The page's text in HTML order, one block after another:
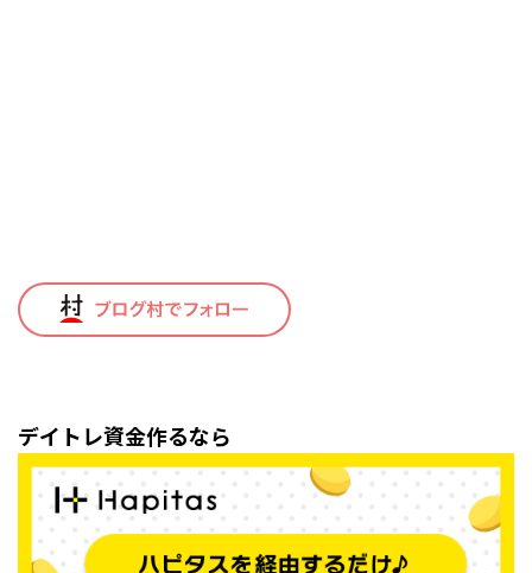
デイトレ資金作るなら